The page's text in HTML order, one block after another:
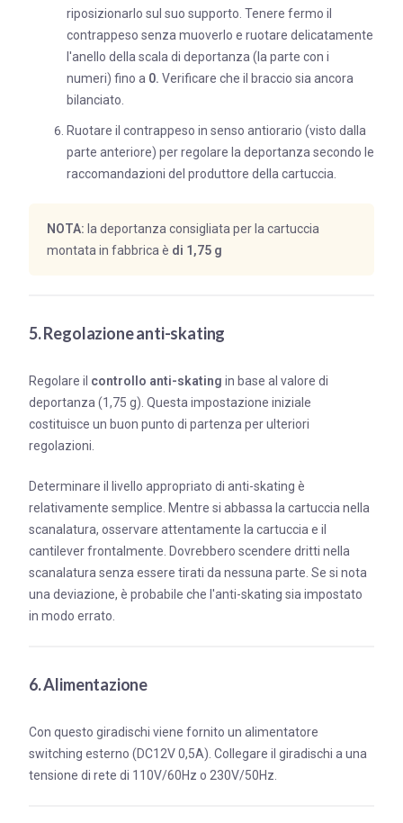
riposizionarlo sul suo supporto. Tenere fermo il
contrappeso senza muoverlo e ruotare delicatamente
l'anello della scala di deportanza (la parte con i
numeri) fino a 0. Verificare che il braccio sia ancora
bilanciato.
Ruotare il contrappeso in senso antiorario (visto dalla
parte anteriore) per regolare la deportanza secondo le
raccomandazioni del produttore della cartuccia.
NOTA: la deportanza consigliata per la cartuccia
montata in fabbrica è di 1,75 g
5. Regolazione anti-skating
Regolare il controllo anti-skating in base al valore di
deportanza (1,75 g). Questa impostazione iniziale
costituisce un buon punto di partenza per ulteriori
regolazioni.
Determinare il livello appropriato di anti-skating è
relativamente semplice. Mentre si abbassa la cartuccia nella
scanalatura, osservare attentamente la cartuccia e il
cantilever frontalmente. Dovrebbero scendere dritti nella
scanalatura senza essere tirati da nessuna parte. Se si nota
una deviazione, è probabile che l'anti-skating sia impostato
in modo errato.
6. Alimentazione
Con questo giradischi viene fornito un alimentatore
switching esterno (DC12V 0,5A). Collegare il giradischi a una
tensione di rete di 110V/60Hz o 230V/50Hz.